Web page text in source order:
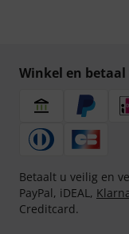
Winkel en
Betaalt u veilig en
PayPal, iDEAL,
Creditcard.